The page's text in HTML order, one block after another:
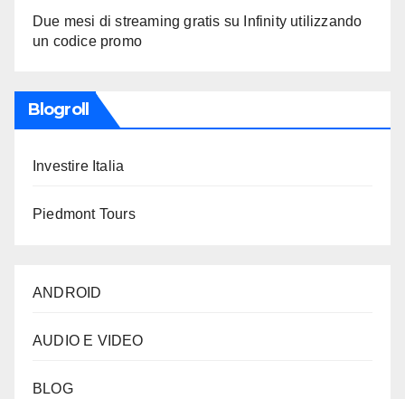
Due mesi di streaming gratis su Infinity utilizzando
un codice promo
Blogroll
Investire Italia
Piedmont Tours
ANDROID
AUDIO E VIDEO
BLOG